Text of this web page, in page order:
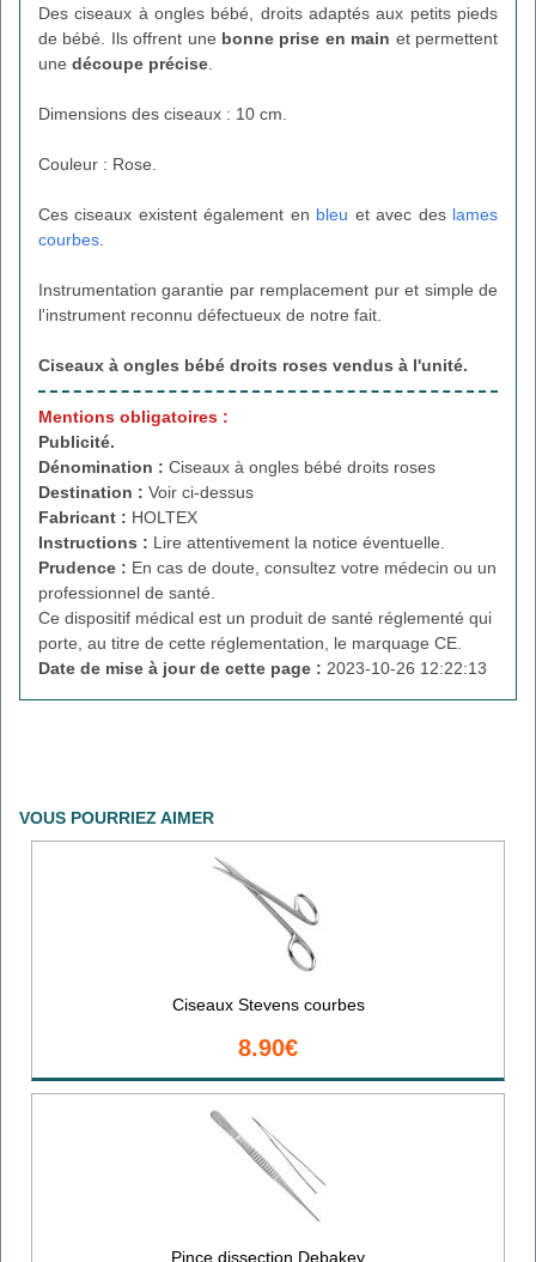
Des ciseaux à ongles bébé, droits adaptés aux petits pieds
de bébé. Ils offrent une bonne prise en main et permettent
une découpe précise
Dimensions des ciseaux : 10 cm.
Couleur : Rose.
Ces ciseaux existent également en bleu et avec des lames
courbes
Instrumentation garantie par remplacement pur et simple de
l'instrument reconnu défectueux de notre fait.
Ciseaux à ongles bébé droits roses vendus à l'unité.
Mentions obligatoires :
Publicité.
Dénomination : Ciseaux à ongles bébé droits roses
Destination : Voir ci-dessus
Fabricant : HOLTEX
Instructions : Lire attentivement la notice éventuelle.
Prudence : En cas de doute, consultez votre médecin ou un
professionnel de santé.
Ce dispositif médical est un produit de santé réglementé qui
porte, au titre de cette réglementation, le marquage CE.
Date de mise à jour de cette page : 2023-10-26 12:22:13
VOUS POURRIEZ AIMER
Ciseaux Stevens courbes
8.90€
Pince dissection Debakey